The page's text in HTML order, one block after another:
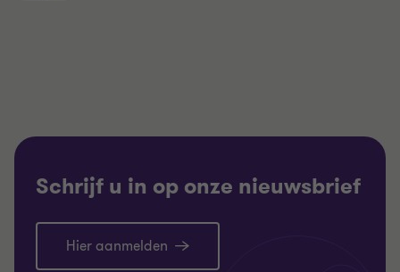
Schrijf u in op onze nieuwsbrief
Hier aanmelden